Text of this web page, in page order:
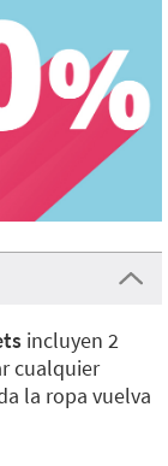
incluyen 2
cualquier
la ropa vuelva